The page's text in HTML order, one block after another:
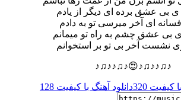
ی بی عشق برده ای دیگر از یادم
ای آخر میرسی تو به دادم
بی عشق چشم به راه تو میمانم
نشست آخر بی تو بر استخوانم
♪♫♪♪♫♪😍♪♫♪♪♫♪
320 دانلود آهنگ با کیفیت 128